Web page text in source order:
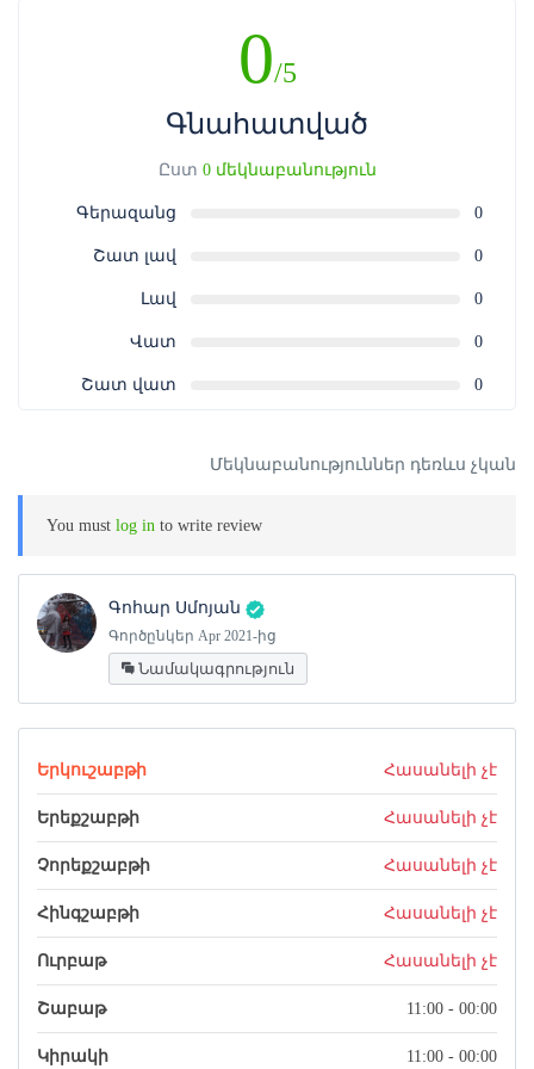
նամակը Ձեզ կուղարկվի ծառայության մատուցման
Ամրագրման վաուչերը նախատեսված է
Ձեր կողմից գնված ծառայությունից միայն մեկ անգամ
օգտվելու համար։
Ծառայությունից օգտվելու համար թե՛ ամբողջական,
է ներկայացնել գնման անդորրագիրն էլեկտրոնային
0/5
Գնահատված
Ըստ 0 մեկնաբանություն
Գերազանց 0
Շատ լավ 0
Լավ 0
Վատ 0
Շատ վատ 0
Մեկնաբանություններ դեռևս չկան
You must log in to write review
Գոհար Սմոյան
Գործընկեր Apr 2021-ից
Նամակագրություն
Երկուշաբթի Հասանելի չէ
Երեքշաբթի Հասանելի չէ
Չորեքշաբթի Հասանելի չէ
Հինգշաբթի Հասանելի չէ
Ուրբաթ Հասանելի չէ
Շաբաթ 11:00 - 00:00
Կիրակի 11:00 - 00:00